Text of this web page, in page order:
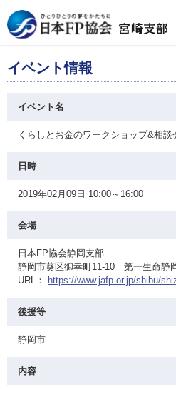
イベント情報
イベント名
くらしとお金のワークショップ&相談
日時
2019年02月09日 10:00～16:00
会場
日本FP協会静岡支部
静岡市葵区御幸町11-10 第一生命静
URL：
https://www.jafp.or.jp/shibu/
後援等
静岡市
内容